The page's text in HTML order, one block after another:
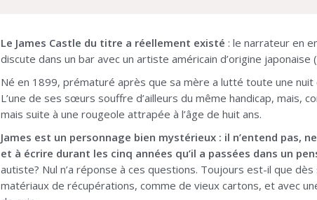
Le James Castle du titre a réellement existé : le narrateur en
discute dans un bar avec un artiste américain d’origine
Né en 1899, prématuré après que sa mère a lutté toute une nuit
L’une de ses sœurs souffre d’ailleurs du même handicap, mais,
mais suite à une rougeole attrapée à l’âge de huit ans.
James est un personnage bien mystérieux : il n’entend pas,
et à écrire durant les cinq années qu’il a passées dans un
autiste? Nul n’a réponse à ces questions. Toujours est-il que
matériaux de récupérations, comme de vieux cartons, et avec